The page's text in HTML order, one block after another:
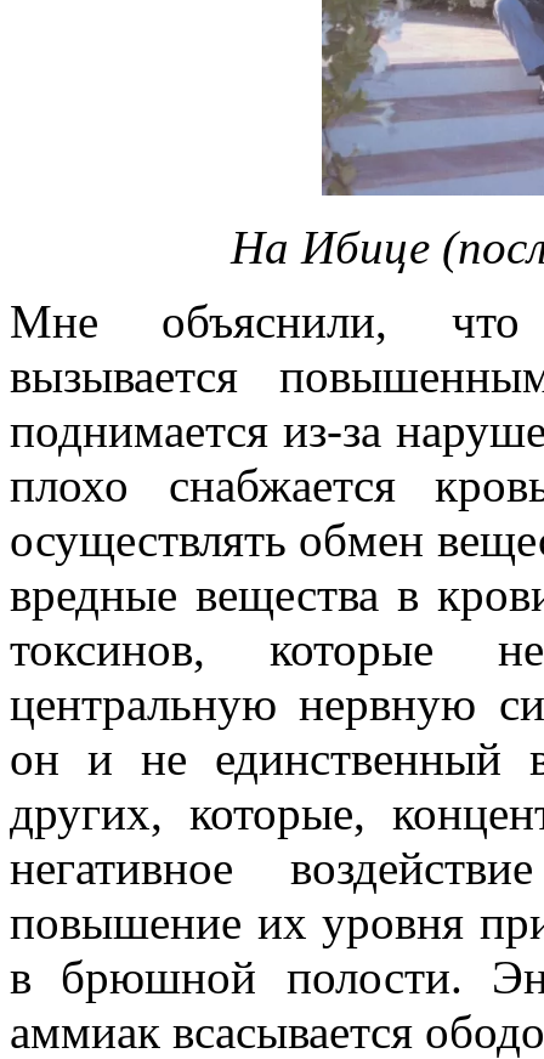
На Ибице
Мне объяснили, что
вызывается
поднимается из-за
плохо снабжается
осуществлять обмен
вредные вещества в
токсинов, которые
центральную нервную
он и не единственный
других, которые,
негативное
повышение их уровня
в брюшной полости.
аммиак всасывается